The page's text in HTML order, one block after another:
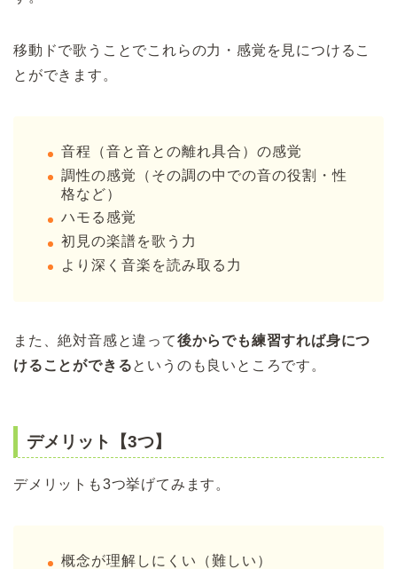
移動ドで歌うことでこれらの力・感覚を見につけるこ
とができます。
音程（音と音との離れ具合）の感覚
調性の感覚（その調の中での音の役割・性
格など）
ハモる感覚
初見の楽譜を歌う力
より深く音楽を読み取る力
また、絶対音感と違って後からでも練習すれば身につ
けることができるというのも良いところです。
デメリット【3つ】
デメリットも3つ挙げてみます。
概念が理解しにくい（難しい）